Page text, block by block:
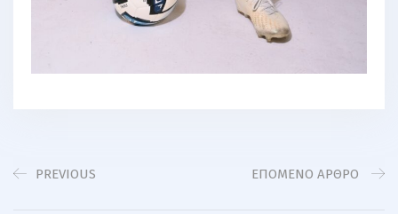
PREVIOUS EΠΌΜΕΝΟ ΆΡΘΡΟ